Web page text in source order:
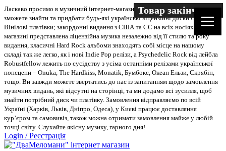
Ласкаво просимо в музичний інтернет-магазин “Два меломани”. У нас Ви
зможете знайти та придбати будь-які українські ліцензійні диски CD, DVD,
Вінілові платівки; закордонні видання з США та ЄС на всіх носіях. В
магазині представлена ліцензійна музика незалежно від її стилю та року
видання, класичні Hard Rock альбоми знаходять собі місце на нашому
складі так же легко, як і нові Indie Pop релізи, а Psychedelic Rock від лейбла
Robustfellow лежить по сусідству з усіма останніми релізами української
попсцени – Onuka, The Hardkiss, Monatik, Бумбокс, Океан Ельзи, Скрябін,
тощо. Ви завжди можете звертатись до нас із запитанням щодо замовлення
музичних видань, які відсутні на сторінці, та ми додамо всі зусилля, щоб
знайти потрібний диск чи платівку. Замовлення відправляємо по всій
Україні (Харків, Львів, Дніпро, Одеса), у Києві працює доставляння
кур’єром та самовивіз, також можна отримати замовлення майже у любій
точці світу. Слухайте якісну музику, гарного дня!
Login /Реєстрація
Товар закінчився